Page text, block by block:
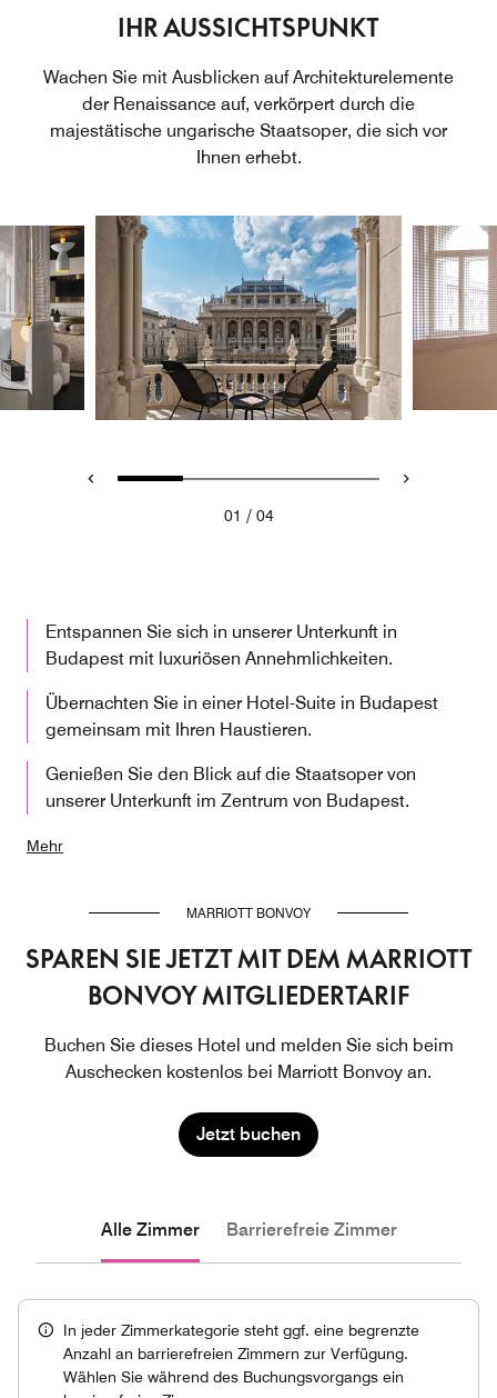
IHR AUSSICHTSPUNKT
Wachen Sie mit Ausblicken auf Architekturelemente
der Renaissance auf, verkörpert durch die
majestätische ungarische Staatsoper, die sich vor
Ihnen erhebt.
01 / 04
Entspannen Sie sich in unserer Unterkunft in
Budapest mit luxuriösen Annehmlichkeiten.
Übernachten Sie in einer Hotel-Suite in Budapest
gemeinsam mit Ihren Haustieren.
Genießen Sie den Blick auf die Staatsoper von
unserer Unterkunft im Zentrum von Budapest.
Mehr
MARRIOTT BONVOY
SPAREN SIE JETZT MIT DEM MARRIOTT
BONVOY MITGLIEDERTARIF
Buchen Sie dieses Hotel und melden Sie sich beim
Auschecken kostenlos bei Marriott Bonvoy an.
Jetzt buchen
Alle Zimmer Barrierefreie Zimmer
In jeder Zimmerkategorie steht ggf. eine begrenzte
Anzahl an barrierefreien Zimmern zur Verfügung.
Wählen Sie während des Buchungsvorgangs ein